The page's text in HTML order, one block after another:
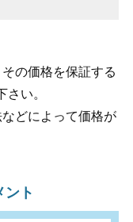
の価格を保証する
い。
どによって価格が
ント